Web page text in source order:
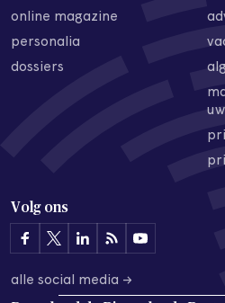
online magazine
personalia
dossiers
Volg ons
alle social media →